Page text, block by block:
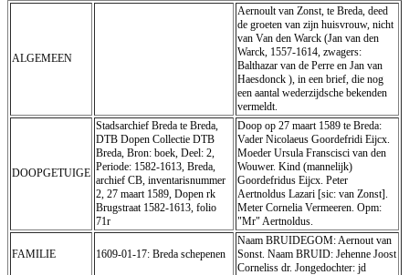
ALGEMEEN
Aernoult van Zonst, te Breda, deed
de groeten van zijn huisvrouw, nicht
van Van den Warck (Jan van den
Warck, 1557-1614, zwagers:
Balthazar van de Perre en Jan van
Haesdonck ), in een brief, die nog
een aantal wederzijdsche bekenden
vermeldt.
DOOPGETUIGE
Stadsarchief Breda te Breda,
DTB Dopen Collectie DTB
Breda, Bron: boek, Deel: 2,
Periode: 1582-1613, Breda,
archief CB, inventaris­num­mer
2, 27 maart 1589, Dopen rk
Brugstraat 1582-1613, folio
71r
Doop op 27 maart 1589 te Breda:
Vader Nicolaeus Goordefridi Eijcx.
Moeder Ursula Franscisci van den
Wouwer. Kind (mannelijk)
Goordefridus Eijcx. Peter
Aertnoldus Lazari [sic: van Zonst].
Meter Cornelia Vermeeren. Opm:
"Mr" Aertnoldus.
FAMILIE 1609-01-17: Breda schepenen
Naam BRUIDEGOM: Aernout van
Sonst. Naam BRUID: Jehenne Joost
Corneliss dr. Jongedochter: jd